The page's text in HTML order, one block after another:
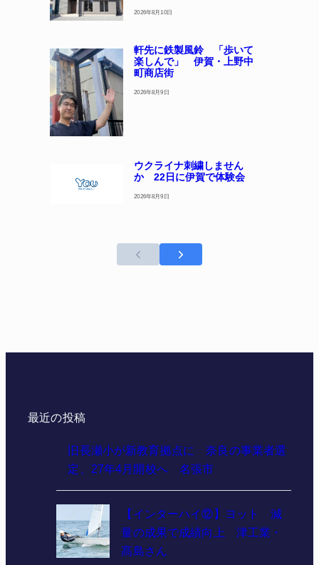
2026年8月10日
軒先に鉄製風鈴 「歩いて
楽しんで」 伊賀・上野中
町商店街
2026年8月9日
ウクライナ刺繍しません
か 22日に伊賀で体験会
2026年8月9日
最近の投稿
旧長瀬小が新教育拠点に 奈良の事業者選
定、27年4月開校へ 名張市
【インターハイ⑫】ヨット 減
量の成果で成績向上 津工業・
髙島さん